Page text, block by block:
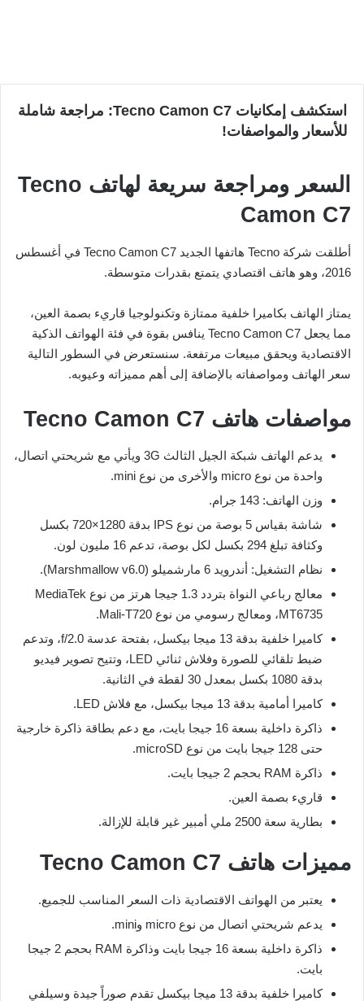
استكشف إمكانيات Tecno Camon C7: مراجعة شاملة
للأسعار والمواصفات!
السعر ومراجعة سريعة لهاتف Tecno
Camon C7
أطلقت شركة Tecno هاتفها الجديد Tecno Camon C7 في أغسطس
2016، وهو هاتف اقتصادي يتمتع بقدرات متوسطة.
يمتاز الهاتف بكاميرا خلفية ممتازة وتكنولوجيا قاريء بصمة العين،
مما يجعل Tecno Camon C7 ينافس بقوة في فئة الهواتف الذكية
الاقتصادية ويحقق مبيعات مرتفعة. سنستعرض في السطور التالية
سعر الهاتف ومواصفاته بالإضافة إلى أهم مميزاته وعيوبه.
مواصفات هاتف Tecno Camon C7
يدعم الهاتف شبكة الجيل الثالث 3G ويأتي مع شريحتي اتصال،
واحدة من نوع micro والأخرى من نوع mini.
وزن الهاتف: 143 جرام.
شاشة بقياس 5 بوصة من نوع IPS بدقة 1280×720 بكسل
وكثافة تبلغ 294 بكسل لكل بوصة، تدعم 16 مليون لون.
نظام التشغيل: أندرويد 6 مارشميلو (Marshmallow v6.0).
معالج رباعي النواة بتردد 1.3 جيجا هرتز من نوع MediaTek
MT6735، ومعالج رسومي من نوع Mali-T720.
كاميرا خلفية بدقة 13 ميجا بيكسل، بفتحة عدسة f/2.0، وتدعم
ضبط تلقائي للصورة وفلاش ثنائي LED، وتتيح تصوير فيديو
بدقة 1080 بكسل بمعدل 30 لقطة في الثانية.
كاميرا أمامية بدقة 13 ميجا بيكسل، مع فلاش LED.
ذاكرة داخلية بسعة 16 جيجا بايت، مع دعم بطاقة ذاكرة خارجية
حتى 128 جيجا بايت من نوع microSD.
ذاكرة RAM بحجم 2 جيجا بايت.
قاريء بصمة العين.
بطارية سعة 2500 ملي أمبير غير قابلة للإزالة.
مميزات هاتف Tecno Camon C7
يعتبر من الهواتف الاقتصادية ذات السعر المناسب للجميع.
يدعم شريحتي اتصال من نوع micro وmini.
ذاكرة داخلية بسعة 16 جيجا بايت وذاكرة RAM بحجم 2 جيجا
بايت.
كاميرا خلفية بدقة 13 ميجا بيكسل تقدم صوراً جيدة وسيلفي